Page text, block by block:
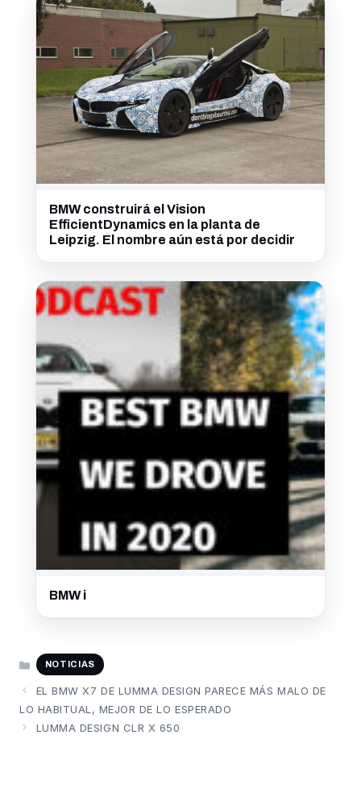
BMW construirá el Vision
EfficientDynamics en la planta de
Leipzig. El nombre aún está por decidir
BMW i
CATEGORÍAS
NOTICIAS
EL BMW X7 DE LUMMA DESIGN PARECE MÁS MALO DE
LO HABITUAL, MEJOR DE LO ESPERADO
LUMMA DESIGN CLR X 650